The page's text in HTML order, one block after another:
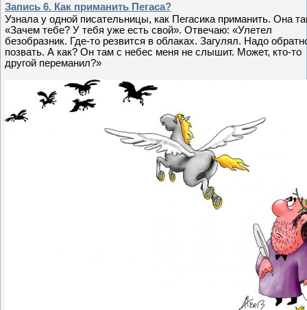
Запись 6. Как приманить Пегаса?
Узнала у одной писательницы, как Пегасика приманить. Она
«Зачем тебе? У тебя уже есть свой». Отвечаю: «Улетел
безобразник. Где-то резвится в облаках. Загулял. Надо
позвать. А как? Он там с небес меня не слышит. Может, кто-то
другой переманил?»